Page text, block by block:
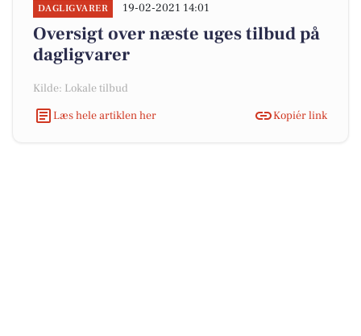
DAGLIGVARER 19-02-2021 14:01
Oversigt over næste uges tilbud på
dagligvarer
Kilde: Lokale tilbud
Læs hele artiklen her
Kopiér link